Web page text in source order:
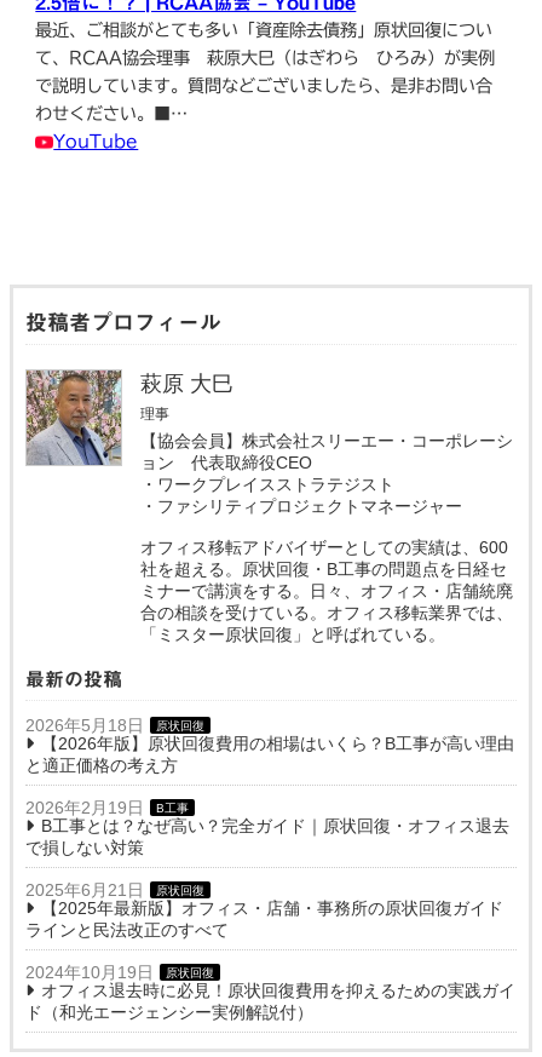
最近、ご相談がとても多い「資産除去債務」原状回復につい
て、RCAA協会理事 萩原大巳（はぎわら ひろみ）が実例
で説明しています。質問などございましたら、是非お問い合
わせください。■…
YouTube
投稿者プロフィール
萩原 大巳
理事
【協会会員】株式会社スリーエー・コーポレーシ
ョン 代表取締役CEO
・ワークプレイスストラテジスト
・ファシリティプロジェクトマネージャー
オフィス移転アドバイザーとしての実績は、600
社を超える。原状回復・B工事の問題点を日経セ
ミナーで講演をする。日々、オフィス・店舗統廃
合の相談を受けている。オフィス移転業界では、
「ミスター原状回復」と呼ばれている。
最新の投稿
2026年5月18日 原状回復
【2026年版】原状回復費用の相場はいくら？B工事が高い理由
と適正価格の考え方
2026年2月19日 B工事
B工事とは？なぜ高い？完全ガイド｜原状回復・オフィス退去
で損しない対策
2025年6月21日 原状回復
【2025年最新版】オフィス・店舗・事務所の原状回復ガイド
ラインと民法改正のすべて
2024年10月19日 原状回復
オフィス退去時に必見！原状回復費用を抑えるための実践ガイ
ド（和光エージェンシー実例解説付）